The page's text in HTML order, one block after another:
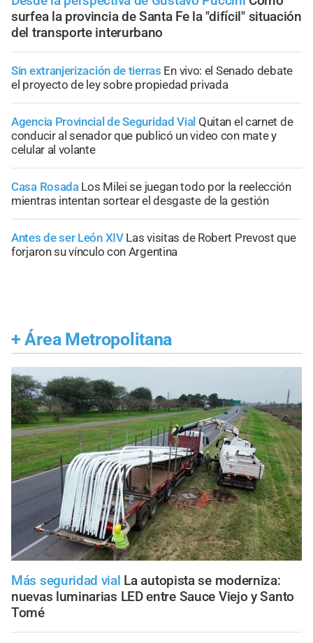
surfea la provincia de Santa Fe la "difícil" situación
del transporte interurbano
Sin extranjerización de tierras En vivo: el Senado debate
el proyecto de ley sobre propiedad privada
Agencia Provincial de Seguridad Vial Quitan el carnet de
conducir al senador que publicó un video con mate y
celular al volante
Casa Rosada Los Milei se juegan todo por la reelección
mientras intentan sortear el desgaste de la gestión
Antes de ser León XIV Las visitas de Robert Prevost que
forjaron su vínculo con Argentina
+ Área Metropolitana
Más seguridad vial La autopista se moderniza:
nuevas luminarias LED entre Sauce Viejo y Santo
Tomé